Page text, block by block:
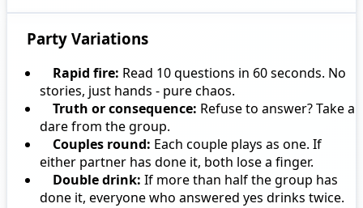
Party Variations
Rapid fire: Read 10 questions in 60 seconds. No
stories, just hands - pure chaos.
Truth or consequence: Refuse to answer? Take a
dare from the group.
Couples round: Each couple plays as one. If
either partner has done it, both lose a finger.
Double drink: If more than half the group has
done it, everyone who answered yes drinks twice.